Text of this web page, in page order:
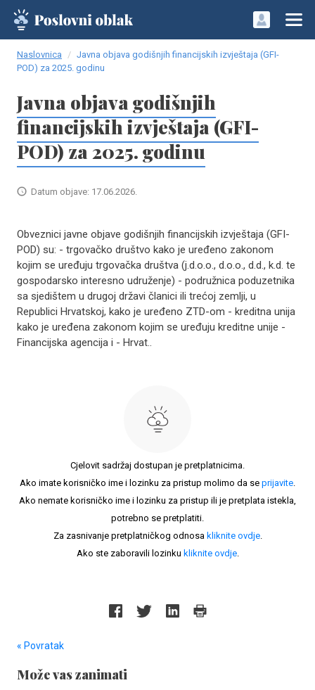
Naslovnica
Javna objava godišnjih financijskih izvještaja (GFI-
POD) za 2025. godinu
Javna objava godišnjih
financijskih izvještaja (GFI-
POD) za 2025. godinu
Datum objave: 17.06.2026.
Obveznici javne objave godišnjih financijskih izvještaja (GFI-
POD) su: - trgovačko društvo kako je uređeno zakonom
kojim se uređuju trgovačka društva (j.d.o.o., d.o.o., d.d., k.d. te
gospodarsko interesno udruženje) - podružnica poduzetnika
sa sjedištem u drugoj državi članici ili trećoj zemlji, u
Republici Hrvatskoj, kako je uređeno ZTD-om - kreditna unija
kako je uređena zakonom kojim se uređuju kreditne unije -
Financijska agencija i - Hrvat..
Cjelovit sadržaj dostupan je pretplatnicima.
Ako imate korisničko ime i lozinku za pristup molimo da se prijavite.
Ako nemate korisničko ime i lozinku za pristup ili je pretplata istekla,
potrebno se pretplatiti.
Za zasnivanje pretplatničkog odnosa kliknite ovdje.
Ako ste zaboravili lozinku kliknite ovdje.
« Povratak
Može vas zanimati